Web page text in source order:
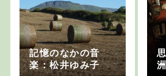
記憶のなかの音
楽：松井ゆみ子